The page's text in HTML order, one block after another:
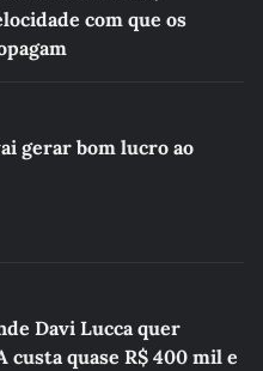
com que os
gerar bom lucro ao
Davi Lucca quer
custa quase R$ 400 mil e